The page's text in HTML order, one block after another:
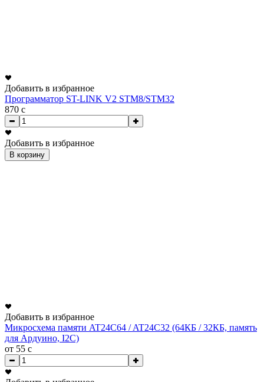
Добавить в избранное
Программатор ST-LINK V2 STM8/STM32
870 c
Добавить в избранное
В корзину
Добавить в избранное
Микросхема памяти AT24C64 / AT24C32 (64КБ / 32КБ, память
для Ардуино, I2C)
от 55 c